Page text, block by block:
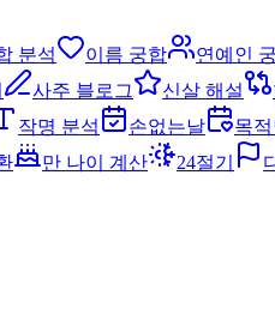
분석 이름 궁합 연예인
사주 블로그 신살 해설
작명 분석 손없는날 목
만 나이 계산 24절기